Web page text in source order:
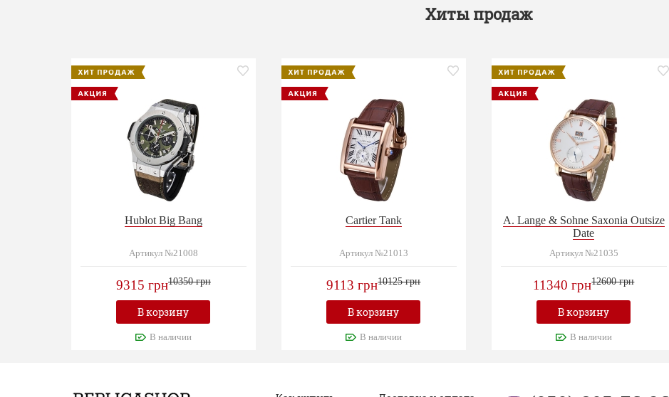
Хиты продаж
Hublot Big Bang
Артикул №21008
9315 грн10350 грн
В корзину
В наличии
Cartier Tank
Артикул №21013
9113 грн10125 грн
В корзину
В наличии
A. Lange & Sohne Saxonia Outsize
Date
Артикул №21035
11340 грн12600 грн
В корзину
В наличии